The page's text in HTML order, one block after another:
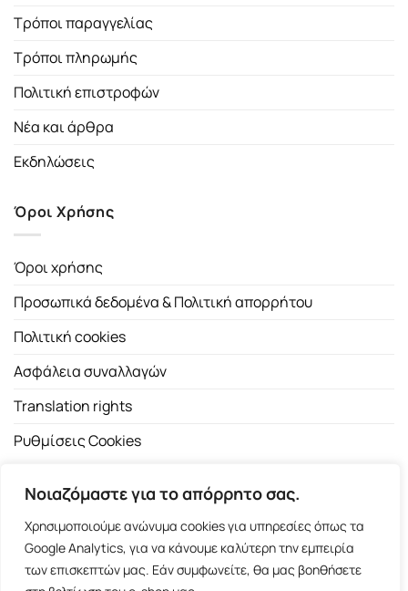
Νοιαζόμαστε για το απόρρητο σας.
Χρησιμοποιούμε ανώνυμα cookies για υπηρεσίες όπως τα
Google Analytics, για να κάνουμε καλύτερη την εμπειρία
των επισκεπτών μας. Εάν συμφωνείτε, θα μας βοηθήσετε
Τρόποι παραγγελίας
Τρόποι πληρωμής
Πολιτική επιστροφών
Νέα και άρθρα
Εκδηλώσεις
Όροι Χρήσης
Όροι χρήσης
Προσωπικά δεδομένα & Πολιτική απορρήτου
Πολιτική cookies
Ασφάλεια συναλλαγών
Translation rights
Ρυθμίσεις Cookies
Copyright 2026 ©Εκδοτικός Οίκος Α.Α. Λιβάνη| All rights